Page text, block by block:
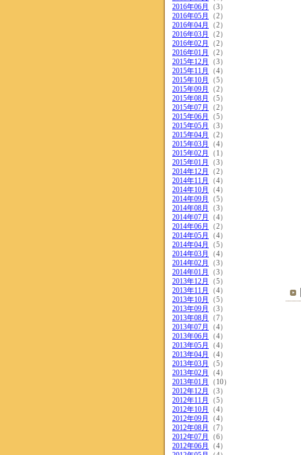
2016年06月
（3）
2016年05月
（2）
2016年04月
（2）
2016年03月
（2）
2016年02月
（2）
2016年01月
（2）
2015年12月
（3）
2015年11月
（4）
2015年10月
（5）
2015年09月
（2）
2015年08月
（5）
2015年07月
（2）
2015年06月
（5）
2015年05月
（3）
2015年04月
（2）
2015年03月
（4）
2015年02月
（1）
2015年01月
（3）
2014年12月
（2）
2014年11月
（4）
2014年10月
（4）
2014年09月
（5）
2014年08月
（3）
2014年07月
（4）
2014年06月
（2）
2014年05月
（4）
2014年04月
（5）
2014年03月
（4）
2014年02月
（3）
2014年01月
（3）
2013年12月
（5）
2013年11月
（4）
2013年10月
（5）
2013年09月
（3）
2013年08月
（7）
2013年07月
（4）
2013年06月
（4）
2013年05月
（4）
2013年04月
（4）
2013年03月
（5）
2013年02月
（4）
2013年01月
（10）
2012年12月
（3）
2012年11月
（5）
2012年10月
（4）
2012年09月
（4）
2012年08月
（7）
2012年07月
（6）
2012年06月
（4）